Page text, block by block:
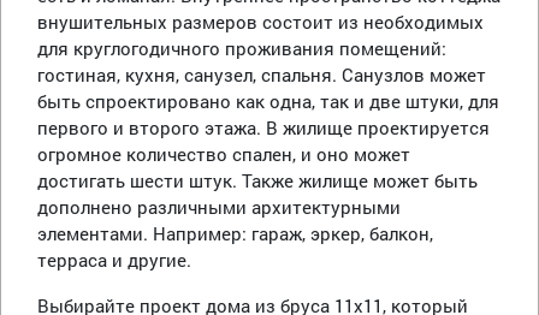
внушительных размеров состоит из необходимых
для круглогодичного проживания помещений:
гостиная, кухня, санузел, спальня. Санузлов может
быть спроектировано как одна, так и две штуки, для
первого и второго этажа. В жилище проектируется
огромное количество спален, и оно может
достигать шести штук. Также жилище может быть
дополнено различными архитектурными
элементами. Например: гараж, эркер, балкон,
терраса и другие.
Выбирайте проект дома из бруса 11х11, который